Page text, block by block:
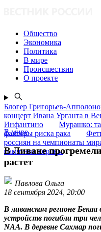
Общество
Экономика
Политика
В мире
Происшествия
О проекте
Блогер Григорьев-
концерт Ивана Урганта в
Инфантино
Мурашко:
факторы риска рака
россиян на чемпионаты
памятник коровы
В мире
В Ливане
растет
Павлова Ольга
18 сентября 2024, 20:00
В ливанском регионе
устройств погибли три
NAA. В деревне Сахмар